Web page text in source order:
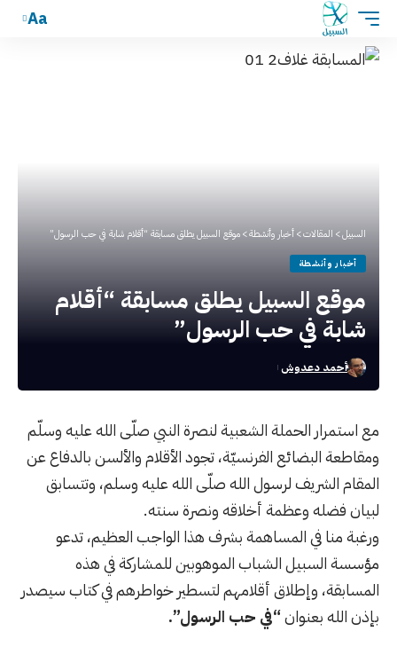
Aa
السبيل> المقالات>أخبار وأنشطة>موقع السبيل يطلق مسابقة “أقلام شابة في حب الرسول”
أخبار وأنشطة
موقع السبيل يطلق مسابقة “أقلام
شابة في حب الرسول”
أحمد دعدوش
مع استمرار الحملة الشعبية لنصرة النبي صلّى الله عليه وسلّم
ومقاطعة البضائع الفرنسيّة، تجود الأقلام والألسن بالدفاع عن
المقام الشريف لرسول الله صلّى الله عليه وسلم، وتتسابق
لبيان فضله وعظمة أخلاقه ونصرة سنته.
ورغبة منا في المساهمة بشرف هذا الواجب العظيم، تدعو
مؤسسة السبيل الشباب الموهوبين للمشاركة في هذه
المسابقة، وإطلاق أقلامهم لتسطير خواطرهم في كتاب سيصدر
بإذن الله بعنوان“في حب الرسول”.